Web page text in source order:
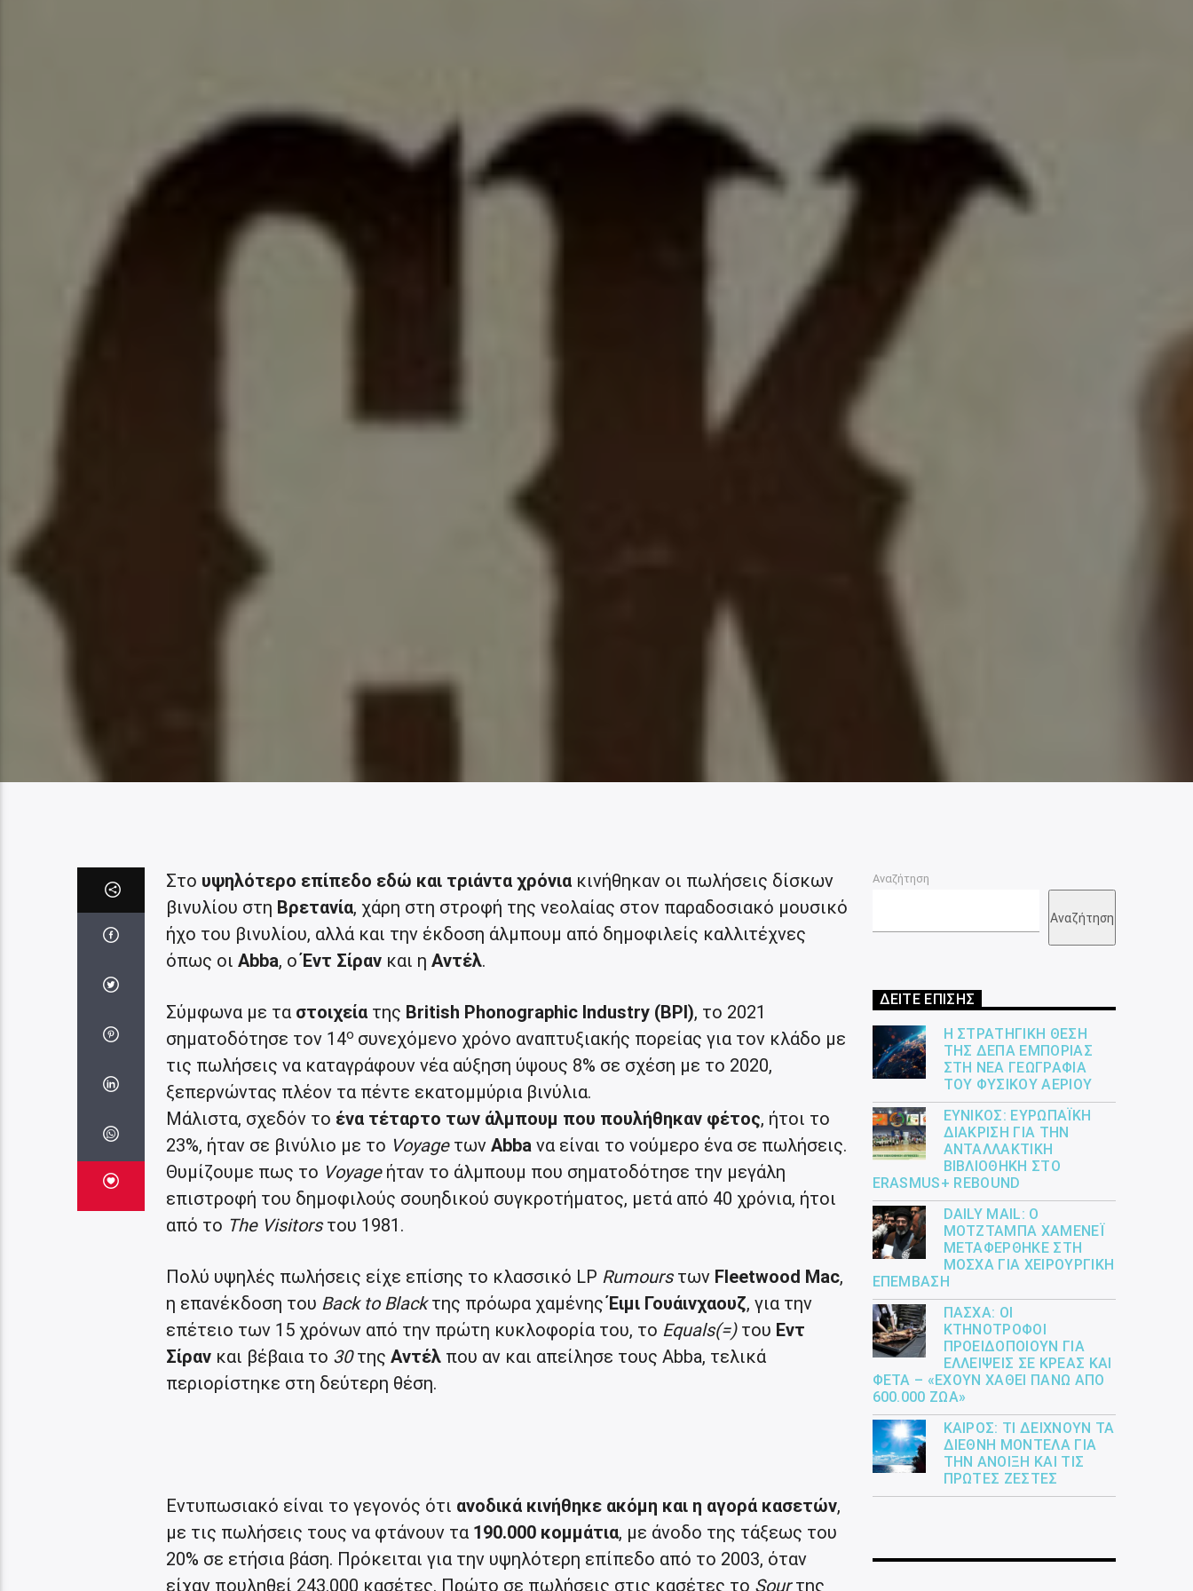
Στο υψηλότερο επίπεδο εδώ και τριάντα χρόνιακινήθηκαν οι πωλήσεις δίσκων
βινυλίου στη Βρετανία, χάρη στη στροφή της νεολαίας στον παραδοσιακό μουσικό
ήχο του βινυλίου, αλλά και την έκδοση άλμπουμ από δημοφιλείς καλλιτέχνες
όπως οι Abba, οΈντ Σίρανκαι η Αντέλ.
Σύμφωνα με τα στοιχείατης British Phonographic Industry (BPI), το 2021
σηματοδότησε τον 14ο συνεχόμενο χρόνο αναπτυξιακής πορείας για τον κλάδο με
τις πωλήσεις να καταγράφουν νέα αύξηση ύψους 8% σε σχέση με το 2020,
ξεπερνώντας πλέον τα πέντε εκατομμύρια βινύλια.
Μάλιστα, σχεδόν το ένα τέταρτο των άλμπουμ που πουλήθηκαν φέτος, ήτοι το
23%, ήταν σε βινύλιο με το Voyageτων Abbaνα είναι το νούμερο ένα σε πωλήσεις.
Θυμίζουμε πως το Voyageήταν το άλμπουμ που σηματοδότησε την μεγάλη
επιστροφή του δημοφιλούς σουηδικού συγκροτήματος, μετά από 40 χρόνια, ήτοι
από το The Visitorsτου 1981.
Πολύ υψηλές πωλήσεις είχε επίσης το κλασσικό LP Rumoursτων Fleetwood Mac,
η επανέκδοση του Back to Blackτης πρόωρα χαμένηςΈιμι Γουάινχαουζ, για την
επέτειο των 15 χρόνων από την πρώτη κυκλοφορία του, το Equals(=)του Εντ
Σίρανκαι βέβαια το 30της Αντέλπου αν και απείλησε τους Abba, τελικά
περιορίστηκε στη δεύτερη θέση.
Εντυπωσιακό είναι το γεγονός ότι ανοδικά κινήθηκε ακόμη και η αγορά κασετών,
με τις πωλήσεις τους να φτάνουν τα 190.000 κομμάτια, με άνοδο της τάξεως του
20% σε ετήσια βάση. Πρόκειται για την υψηλότερη επίπεδο από το 2003, όταν
είχαν πουληθεί 243.000 κασέτες. Πρώτο σε πωλήσεις στις κασέτες το Sourτης
Αναζήτηση
Αναζήτηση
ΔΕΙΤΕ ΕΠΙΣΗΣ
Η ΣΤΡΑΤΗΓΙΚΉ ΘΈΣΗ
ΤΗΣ ΔΕΠΑ ΕΜΠΟΡΊΑΣ
ΣΤΗ ΝΈΑ ΓΕΩΓΡΑΦΊΑ
ΤΟΥ ΦΥΣΙΚΟΎ ΑΕΡΊΟΥ
ΕΎΝΙΚΟΣ: ΕΥΡΩΠΑΪΚΉ
ΔΙΆΚΡΙΣΗ ΓΙΑ ΤΗΝ
ΑΝΤΑΛΛΑΚΤΙΚΉ
ΒΙΒΛΙΟΘΉΚΗ ΣΤΟ
ERASMUS+ REBOUND
DAILY MAIL: Ο
ΜΟΤΖΤΆΜΠΑ ΧΑΜΕΝΕΪ́
ΜΕΤΑΦΈΡΘΗΚΕ ΣΤΗ
ΜΌΣΧΑ ΓΙΑ ΧΕΙΡΟΥΡΓΙΚΉ
ΕΠΈΜΒΑΣΗ
ΠΆΣΧΑ: ΟΙ
ΚΤΗΝΟΤΡΌΦΟΙ
ΠΡΟΕΙΔΟΠΟΙΟΎΝ ΓΙΑ
ΕΛΛΕΊΨΕΙΣ ΣΕ ΚΡΈΑΣ ΚΑΙ
ΦΈΤΑ – «ΈΧΟΥΝ ΧΑΘΕΊ ΠΆΝΩ ΑΠΌ
600.000 ΖΏΑ»
ΚΑΙΡΌΣ: ΤΙ ΔΕΊΧΝΟΥΝ ΤΑ
ΔΙΕΘΝΉ ΜΟΝΤΈΛΑ ΓΙΑ
ΤΗΝ ΆΝΟΙΞΗ ΚΑΙ ΤΙΣ
ΠΡΏΤΕΣ ΖΈΣΤΕΣ